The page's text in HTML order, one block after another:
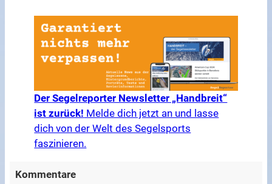
Der Segelreporter Newsletter „Handbreit“
ist zurück! Melde dich jetzt an und lasse
dich von der Welt des Segelsports
faszinieren.
Kommentare